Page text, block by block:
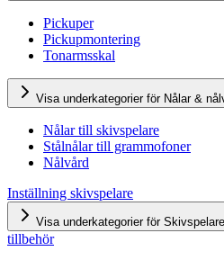
Pickuper
Pickupmontering
Tonarmsskal
Visa underkategorier för Nålar &
Nålar till skivspelare
Stålnålar till grammofoner
Nålvård
Inställning skivspelare
Visa underkategorier för
tillbehör